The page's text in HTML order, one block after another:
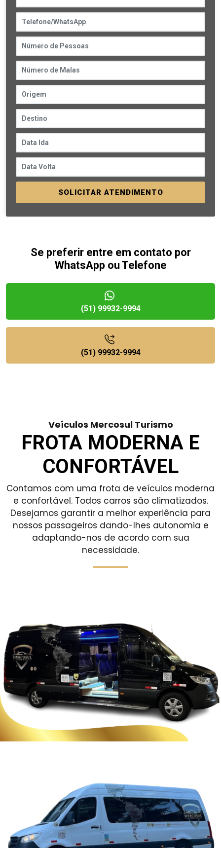
SOLICITAR ATENDIMENTO
Se preferir entre em contato por
WhatsApp ou Telefone
(51) 99932-9994
(51) 99932-9994
Veículos Mercosul Turismo
FROTA MODERNA E
CONFORTÁVEL
Contamos com uma frota de veículos moderna
e confortável. Todos carros são climatizados.
Desejamos garantir a melhor experiência para
nossos passageiros dando-lhes autonomia e
adaptando-nos de acordo com sua
necessidade.